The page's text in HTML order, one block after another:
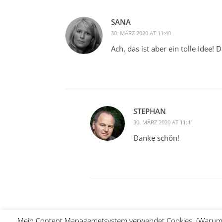
SANA
30. MÄRZ 2020 AT 11:40
Ach, das ist aber ein tolle Idee!
STEPHAN
30. MÄRZ 2020 AT 11:41
Danke schön!